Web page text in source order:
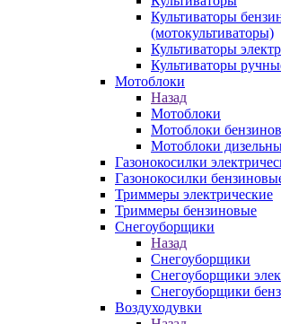
Культиваторы
(мотокультиваторы)
Культиваторы
Культиваторы
Мотоблоки
Назад
Мотоблоки
Мотоблоки
Мотоблоки
Газонокосилки
Газонокосилки
Триммеры электрические
Триммеры бензиновые
Снегоуборщики
Назад
Снегоуборщики
Снегоуборщики
Снегоуборщики
Воздуходувки